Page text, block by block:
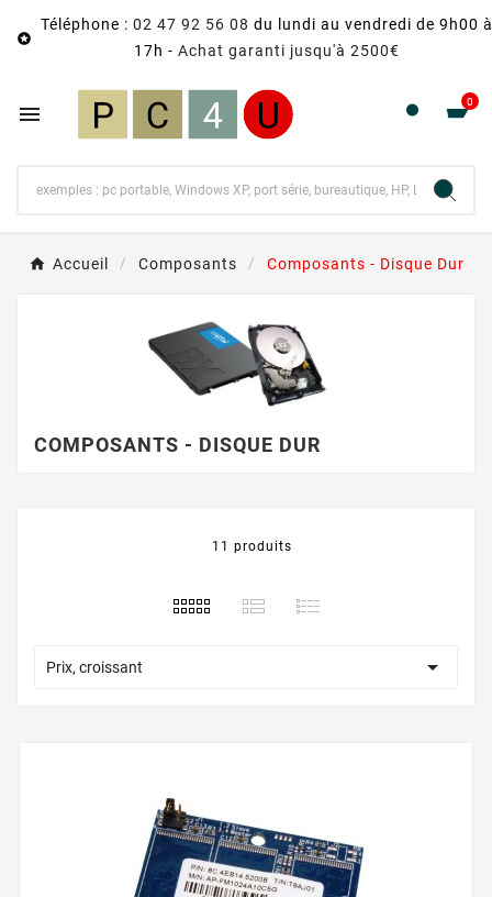

Téléphone : 02 47 92 56 08 du lundi au vendredi de 9h00 à
17h - Achat garanti jusqu'à 2500€
 0
Accueil Composants Composants - Disque Dur
COMPOSANTS - DISQUE DUR
11 produits
Prix, croissant 